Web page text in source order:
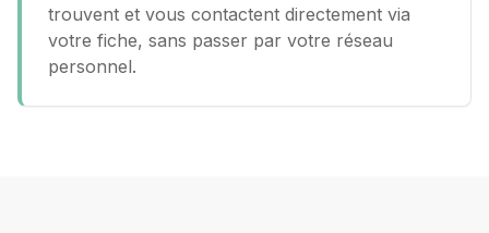
trouvent et vous contactent directement via
votre fiche, sans passer par votre réseau
personnel.